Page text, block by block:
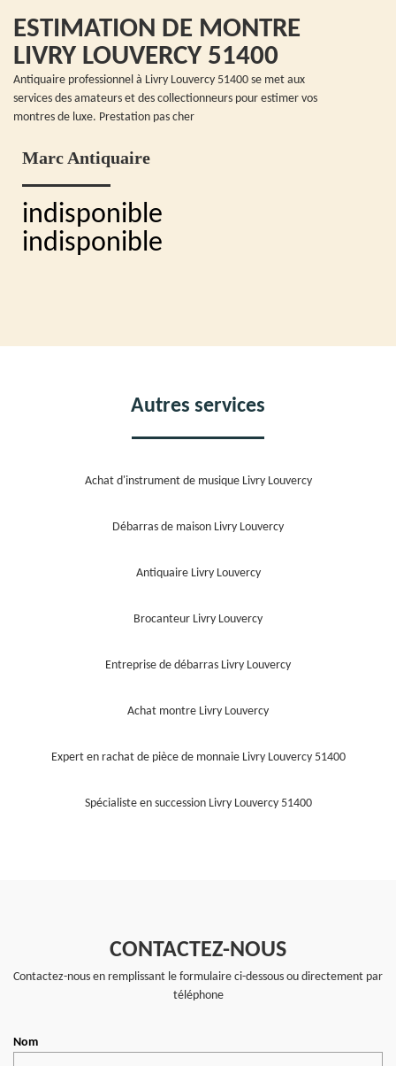
ESTIMATION DE MONTRE
LIVRY LOUVERCY 51400
Antiquaire professionnel à Livry Louvercy 51400 se met aux
services des amateurs et des collectionneurs pour estimer vos
montres de luxe. Prestation pas cher
Marc Antiquaire
indisponible
indisponible
Autres services
Achat d'instrument de musique Livry Louvercy
Débarras de maison Livry Louvercy
Antiquaire Livry Louvercy
Brocanteur Livry Louvercy
Entreprise de débarras Livry Louvercy
Achat montre Livry Louvercy
Expert en rachat de pièce de monnaie Livry Louvercy 51400
Spécialiste en succession Livry Louvercy 51400
CONTACTEZ-NOUS
Contactez-nous en remplissant le formulaire ci-dessous ou directement par
téléphone
Nom